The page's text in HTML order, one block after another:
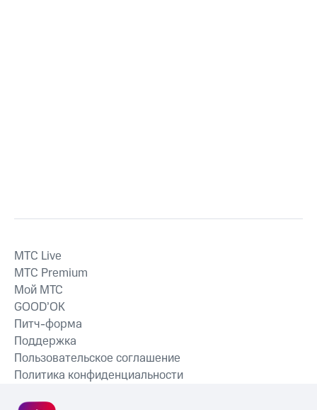
MTС Live
MTС Premium
Мой МТС
GOOD’OK
Питч-форма
Поддержка
Пользовательское соглашение
Политика конфиденциальности